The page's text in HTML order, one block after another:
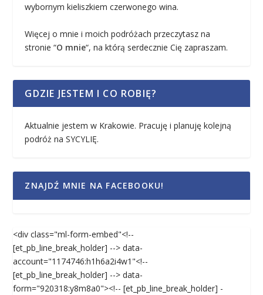
wybornym kieliszkiem czerwonego wina.
Więcej o mnie i moich podróżach przeczytasz na
stronie “O mnie“, na którą serdecznie Cię zapraszam.
GDZIE JESTEM I CO ROBIĘ?
Aktualnie jestem w Krakowie. Pracuję i planuję kolejną
podróż na SYCYLIĘ.
ZNAJDŹ MNIE NA FACEBOOKU!
<div class="ml-form-embed"<!--
[et_pb_line_break_holder] --> data-
account="1174746:h1h6a2i4w1"<!--
[et_pb_line_break_holder] --> data-
form="920318:y8m8a0"><!-- [et_pb_line_break_holder] -